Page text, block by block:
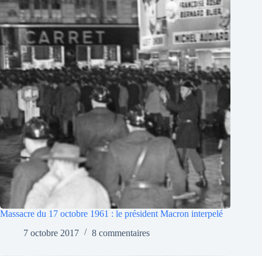
Massacre du 17 octobre 1961 : le président Macron interpelé
7 octobre 2017
8 commentaires